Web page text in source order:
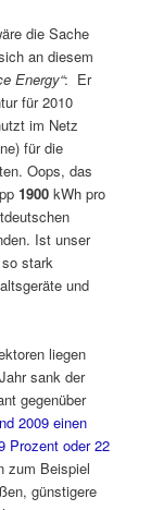
die Sache
an diesem
Energy“: Er
für 2010
im Netz
für die
Oops, das
1900 kWh pro
Ist unser
stark
und
liegen
sank der
gegenüber
2009 einen
Prozent oder 22
zum Beispiel
günstigere